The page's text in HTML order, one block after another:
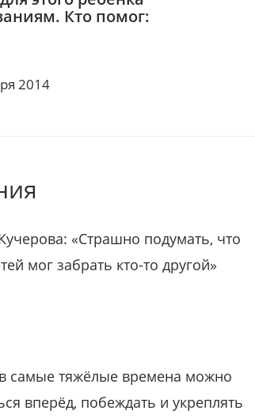
Кто помог:
2014
«Страшно подумать, что
мог забрать кто-то другой»
самые тяжёлые времена можно
вперёд, побеждать и укреплять